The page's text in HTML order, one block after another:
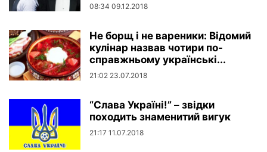
08:34 09.12.2018
Не борщ і не вареники: Відомий
кулінар назвав чотири по-
справжньому українські...
21:02 23.07.2018
“Слава Україні!” – звідки
походить знаменитий вигук
21:17 11.07.2018